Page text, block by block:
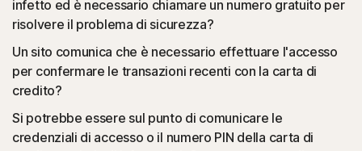
infetto ed è necessario chiamare un numero gratuito per
risolvere il problema di sicurezza?
Un sito comunica che è necessario effettuare l'accesso
per confermare le transazioni recenti con la carta di
credito?
Si potrebbe essere sul punto di comunicare le
credenziali di accesso o il numero PIN della carta di